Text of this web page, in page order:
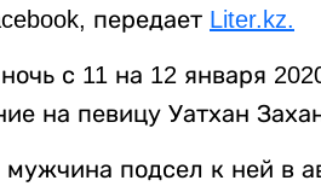
, передает Liter.kz.
с 11 на 12 января
на певицу Уатхан
подсел к ней в